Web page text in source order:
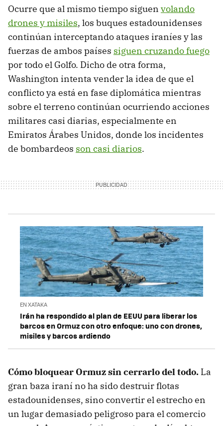
Ocurre que al mismo tiempo siguen volando
drones y misiles, los buques estadounidenses
continúan interceptando ataques iraníes y las
fuerzas de ambos países siguen cruzando fuego
por todo el Golfo. Dicho de otra forma,
Washington intenta vender la idea de que el
conflicto ya está en fase diplomática mientras
sobre el terreno continúan ocurriendo acciones
militares casi diarias, especialmente en
Emiratos Árabes Unidos, donde los incidentes
de bombardeos son casi diarios.
EN XATAKA
Irán ha respondido al plan de EEUU para liberar los
barcos en Ormuz con otro enfoque: uno con drones,
misiles y barcos ardiendo
Cómo bloquear Ormuz sin cerrarlo del todo. La
gran baza iraní no ha sido destruir flotas
estadounidenses, sino convertir el estrecho en
un lugar demasiado peligroso para el comercio